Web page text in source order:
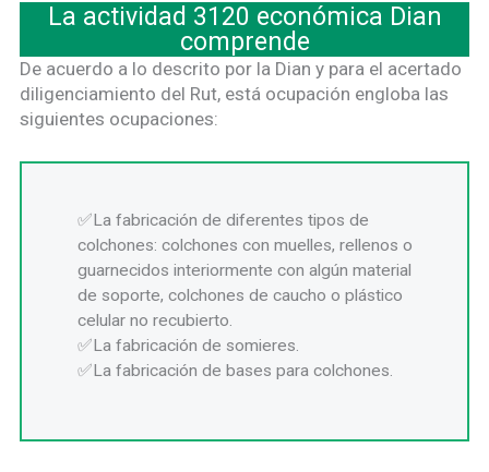
La actividad 3120 económica Dian
comprende
De acuerdo a lo descrito por la Dian y para el acertado
diligenciamiento del Rut, está ocupación engloba las
siguientes ocupaciones:
La fabricación de diferentes tipos de
colchones: colchones con muelles, rellenos o
guarnecidos interiormente con algún material
de soporte, colchones de caucho o plástico
celular no recubierto.
La fabricación de somieres.
La fabricación de bases para colchones.